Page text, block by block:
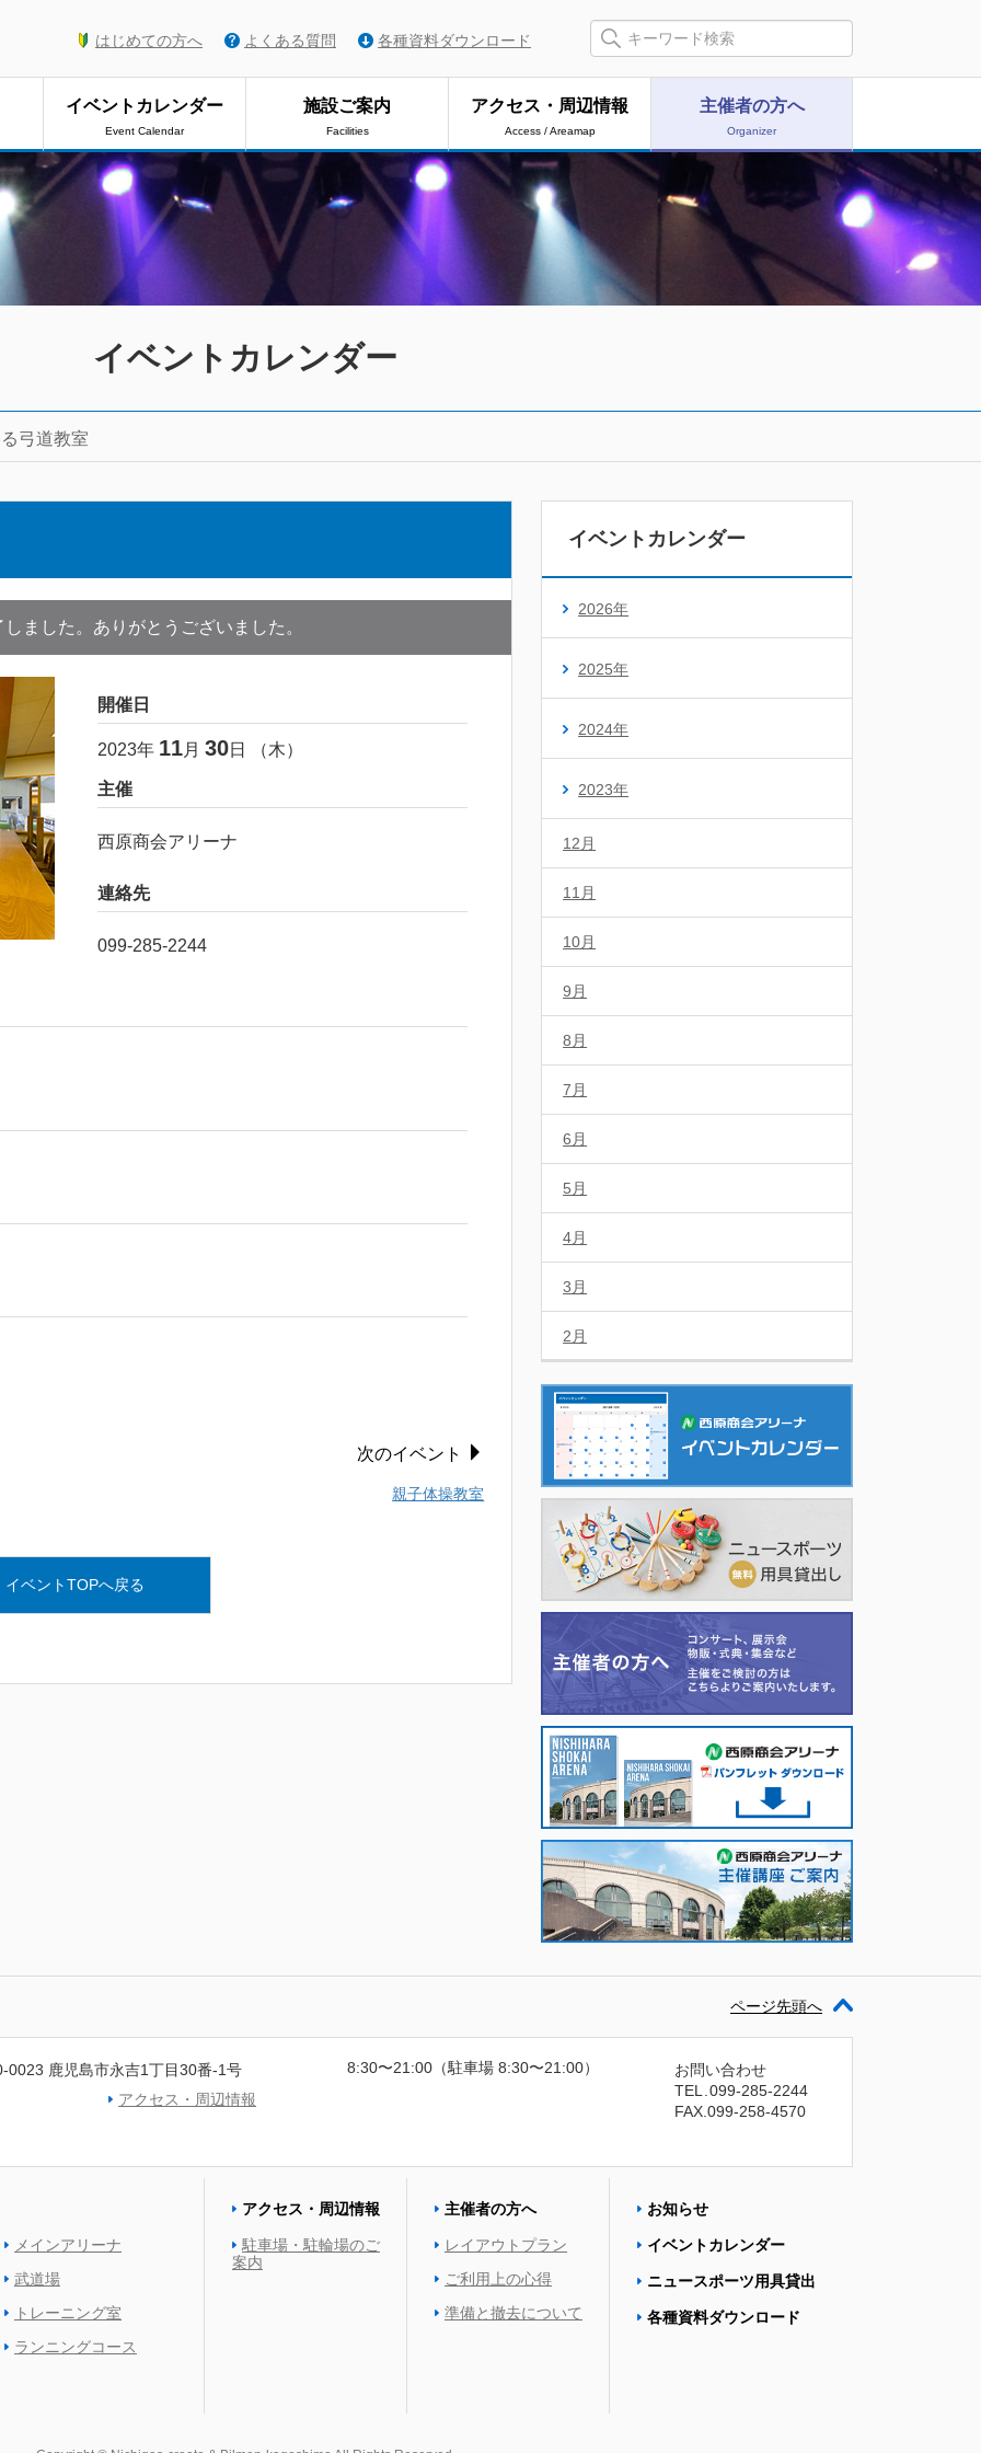
はじめての方へ よくある質問 各種資料ダウンロード
イベントカレンダー
Event Calendar
施設ご案内
Facilities
アクセス・周辺情報
Access / Areamap
主催者の方へ
Organizer
イベントカレンダー
弓道教室
ました。ありがとうございました。
開催日
2023年 11月 30日 （木）
主催
西原商会アリーナ
連絡先
099-285-2244
次のイベント
親子体操教室
イベントTOPへ戻る
イベントカレンダー
2026年
2025年
2024年
2023年
12月
11月
10月
9月
8月
7月
6月
5月
4月
3月
2月
ページ先頭へ
0023 鹿児島市永吉1丁目30番-1号
アクセス・周辺情報
8:30〜21:00（駐車場 8:30〜21:00）
お問い合わせ
TEL
099-285-2244
FAX.099-258-4570
メインアリーナ
武道場
トレーニング室
ランニングコース
アクセス・周辺情報
駐車場・駐輪場のご
案内
主催者の方へ
レイアウトプラン
ご利用上の心得
準備と撤去について
お知らせ
イベントカレンダー
ニュースポーツ用具貸出
各種資料ダウンロード